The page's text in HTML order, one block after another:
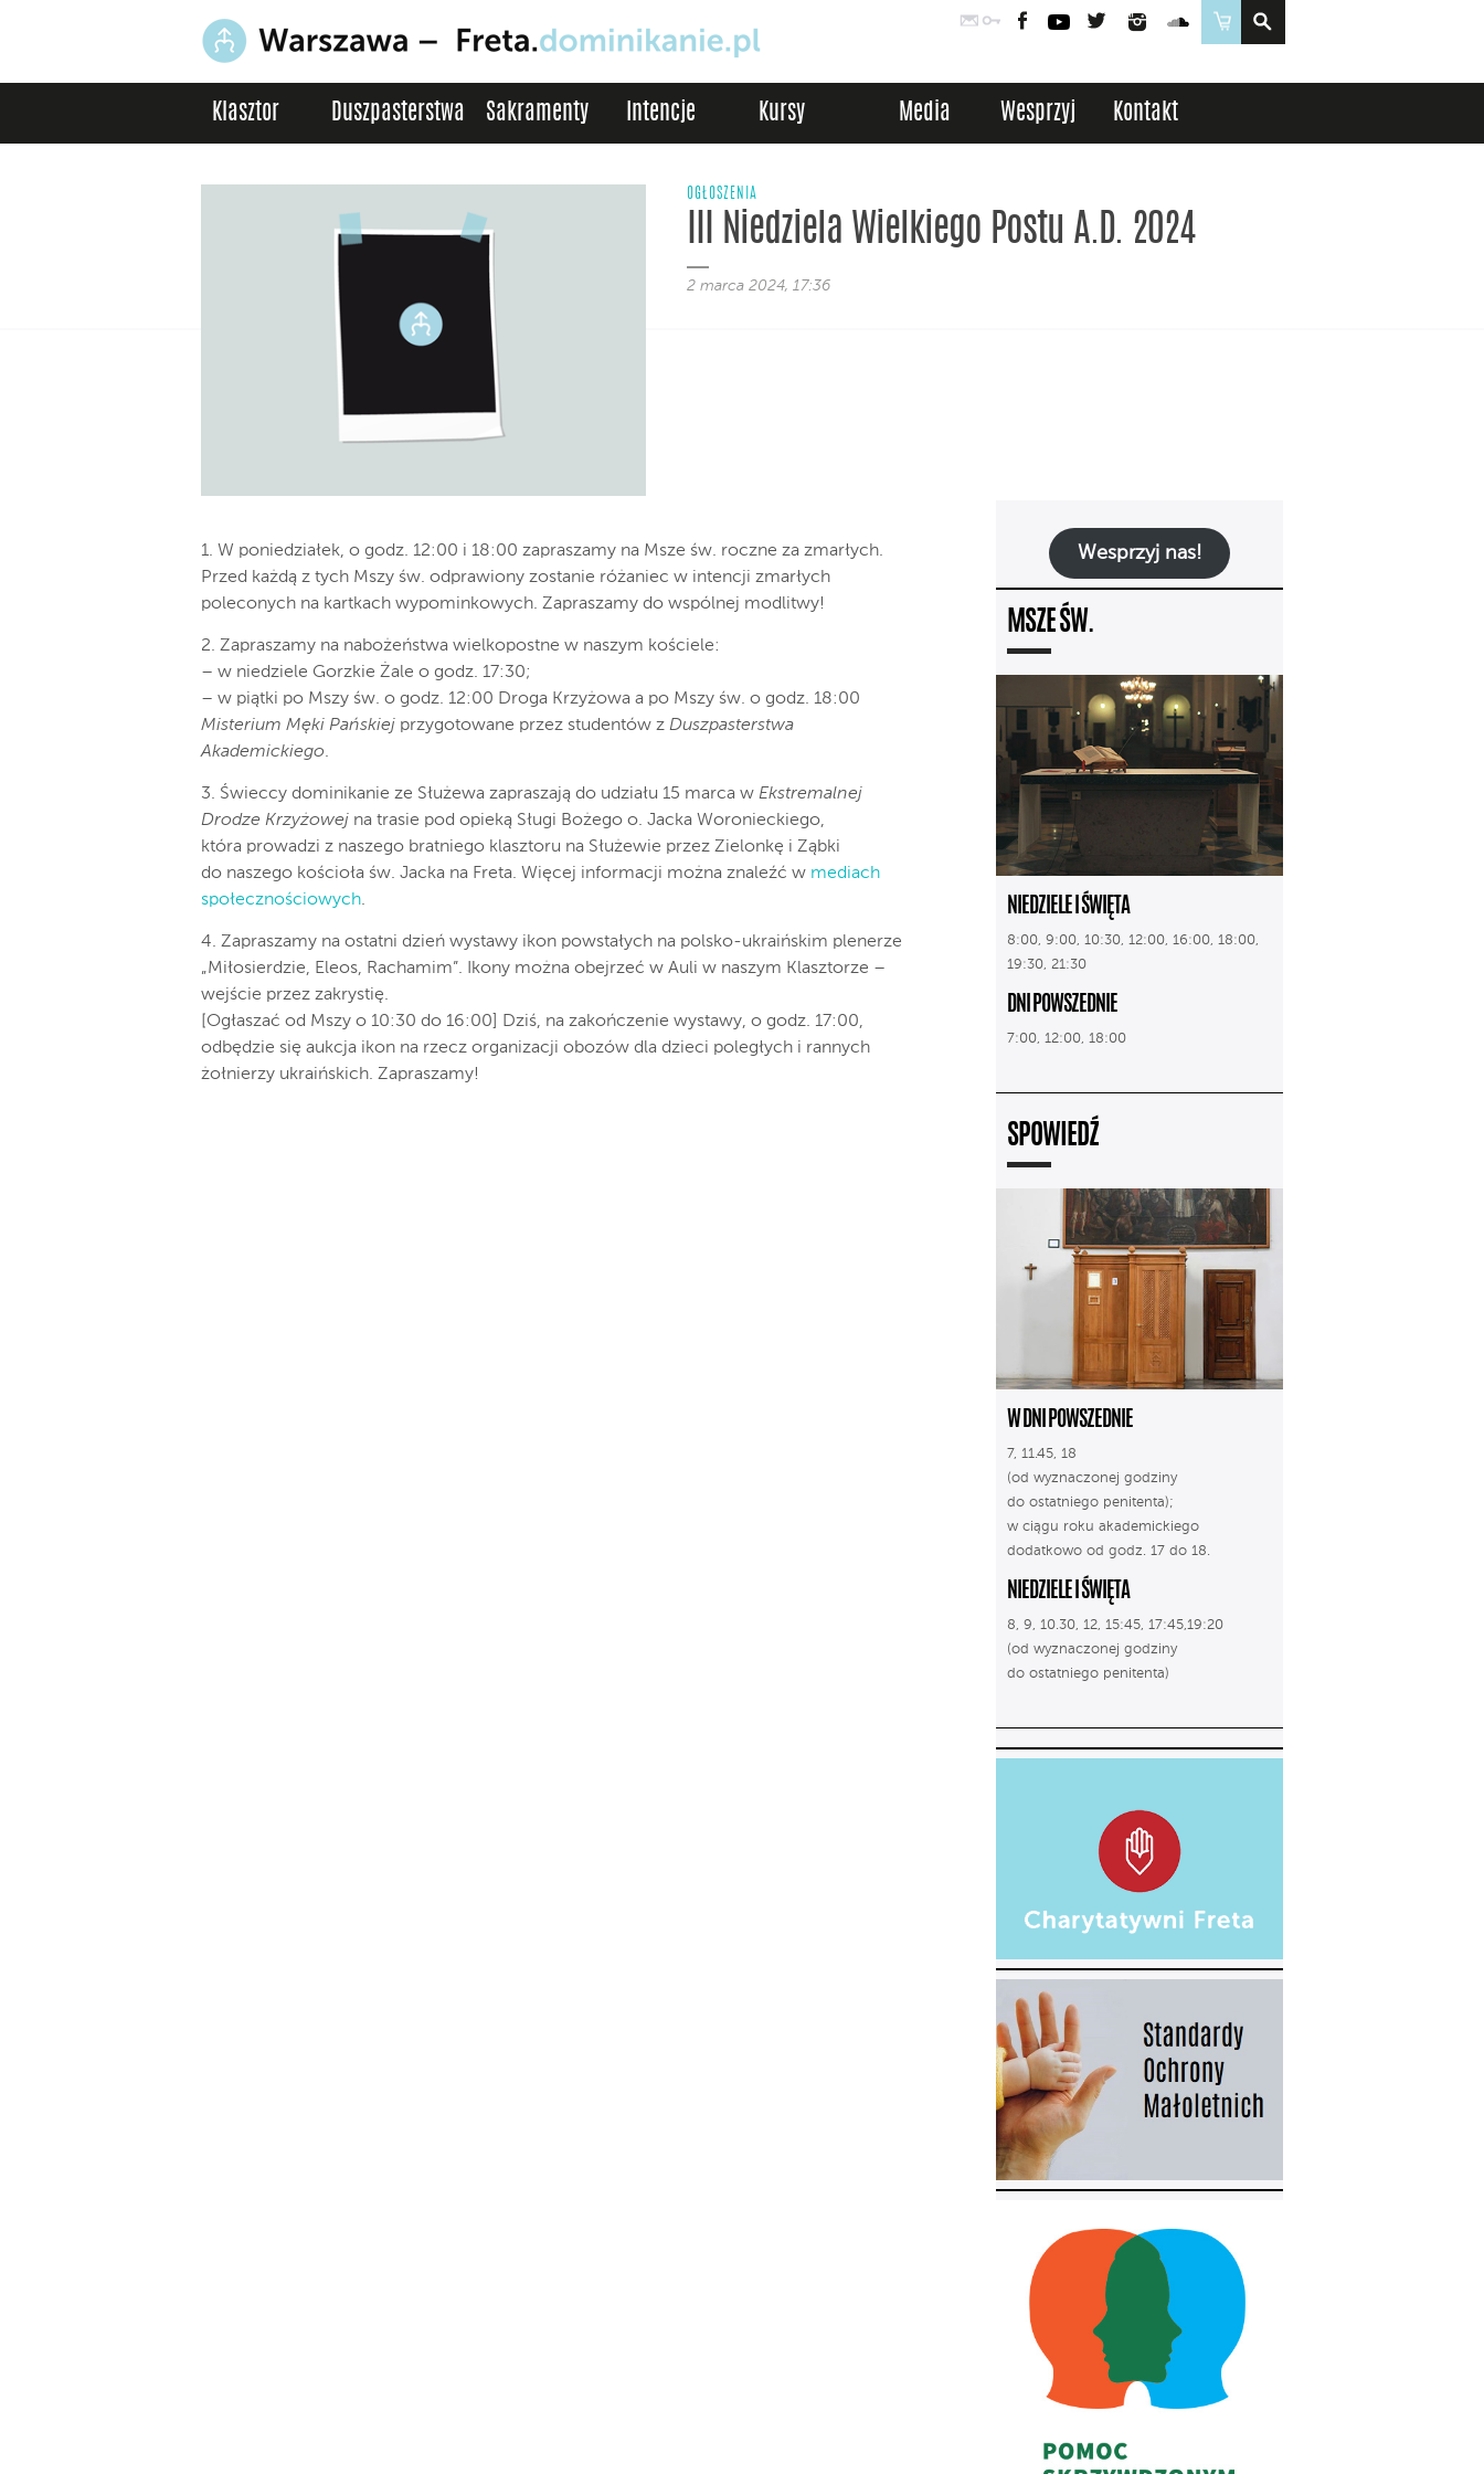
PocztaLogowanie
FacebookYouTubeTwitter InstagramSoundCloud
Sklep
Klasztor Duszpasterstwa Sakramenty Intencje Kursy Media Wesprzyj Kontakt
OGŁOSZENIA
III Niedziela Wielkiego Postu A.D. 2024
2 marca 2024, 17:36
1. W poniedziałek, o godz. 12:00 i 18:00 zapraszamy na Msze św. roczne za zmarłych.
Przed każdą z tych Mszy św. odprawiony zostanie różaniec w intencji zmarłych
poleconych na kartkach wypominkowych. Zapraszamy do wspólnej modlitwy!
2. Zapraszamy na nabożeństwa wielkopostne w naszym kościele:
– w niedziele Gorzkie Żale o godz. 17:30;
– w piątki po Mszy św. o godz. 12:00 Droga Krzyżowa a po Mszy św. o godz. 18:00
Misterium Męki Pańskiej przygotowane przez studentów z Duszpasterstwa
Akademickiego.
3. Świeccy dominikanie ze Służewa zapraszają do udziału 15 marca w Ekstremalnej
Drodze Krzyżowej na trasie pod opieką Sługi Bożego o. Jacka Woronieckiego,
która prowadzi z naszego bratniego klasztoru na Służewie przez Zielonkę i Ząbki
do naszego kościoła św. Jacka na Freta. Więcej informacji można znaleźć w mediach
społecznościowych.
4. Zapraszamy na ostatni dzień wystawy ikon powstałych na polsko-ukraińskim plenerze
„Miłosierdzie, Eleos, Rachamim”. Ikony można obejrzeć w Auli w naszym Klasztorze –
wejście przez zakrystię.
[Ogłaszać od Mszy o 10:30 do 16:00] Dziś, na zakończenie wystawy, o godz. 17:00,
odbędzie się aukcja ikon na rzecz organizacji obozów dla dzieci poległych i rannych
żołnierzy ukraińskich. Zapraszamy!
Wesprzyj nas!
MSZE ŚW.
NIEDZIELE I ŚWIĘTA
8:00, 9:00, 10:30, 12:00, 16:00, 18:00,
19:30, 21:30
DNI POWSZEDNIE
7:00, 12:00, 18:00
SPOWIEDŹ
W DNI POWSZEDNIE
7, 11.45, 18
(od wyznaczonej godziny
do ostatniego penitenta);
w ciągu roku akademickiego
dodatkowo od godz. 17 do 18.
NIEDZIELE I ŚWIĘTA
8, 9, 10.30, 12, 15:45, 17:45,19:20
(od wyznaczonej godziny
do ostatniego penitenta)